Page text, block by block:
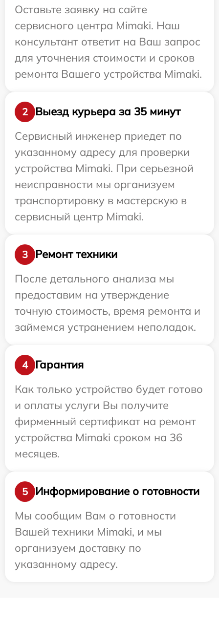
Оставьте заявку на сайте
сервисного центра Mimaki. Наш
консультант ответит на Ваш запрос
для уточнения стоимости и сроков
ремонта Вашего устройства Mimaki.
2
Выезд курьера за 35 минут
Сервисный инженер приедет по
указанному адресу для проверки
устройства Mimaki. При серьезной
неисправности мы организуем
транспортировку в мастерскую в
сервисный центр Mimaki.
3
Ремонт техники
После детального анализа мы
предоставим на утверждение
точную стоимость, время ремонта и
займемся устранением неполадок.
4
Гарантия
Как только устройство будет готово
и оплаты услуги Вы получите
фирменный сертификат на ремонт
устройства Mimaki сроком на 36
месяцев.
5
Информирование о готовности
Мы сообщим Вам о готовности
Вашей техники Mimaki, и мы
организуем доставку по
указанному адресу.